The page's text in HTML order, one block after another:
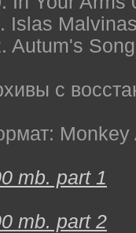
Islas
Autum's
с
Monkey
mb. part 1
mb. part 2